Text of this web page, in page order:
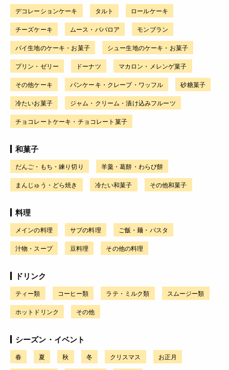
デコレーションケーキ タルト ロールケーキ
チーズケーキ ムース・ババロア モンブラン
パイ生地のケーキ・お菓子 シュー生地のケーキ・お菓子
プリン・ゼリー ドーナツ マカロン・メレンゲ菓子
その他ケーキ パンケーキ・クレープ・ワッフル 砂糖菓子
冷たいお菓子 ジャム・クリーム・漬け込みフルーツ
チョコレートケーキ・チョコレート菓子
和菓子
だんご・もち・練り切り 羊羹・葛餅・わらび餅
まんじゅう・どら焼き 冷たい和菓子 その他和菓子
料理
メインの料理 サブの料理 ご飯・麺・パスタ
汁物・スープ 豆料理 その他の料理
ドリンク
ティー類 コーヒー類 ラテ・ミルク類 スムージー類
ホットドリンク その他
シーズン・イベント
春 夏 秋 冬 クリスマス お正月